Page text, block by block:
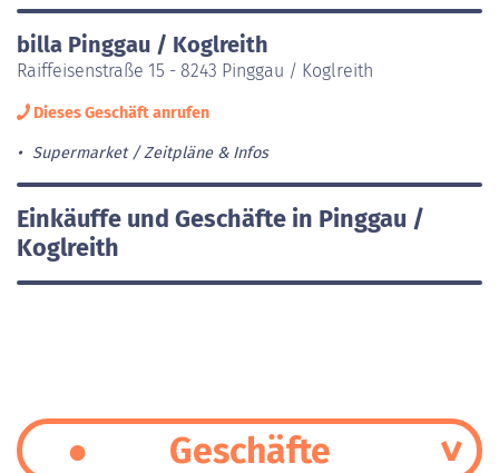
billa Pinggau / Koglreith
Raiffeisenstraße 15 - 8243 Pinggau / Koglreith
Dieses Geschäft anrufen
Supermarket Zeitpläne & Infos
Einkäuffe und Geschäfte in Pinggau /
Koglreith
Geschäfte